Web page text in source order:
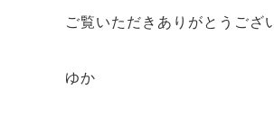
ご覧いただきありがとうござ
ゆか